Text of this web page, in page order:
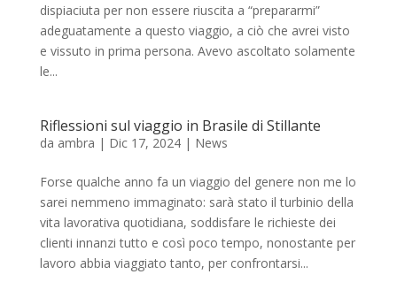
dispiaciuta per non essere riuscita a “prepararmi”
adeguatamente a questo viaggio, a ciò che avrei visto
e vissuto in prima persona. Avevo ascoltato solamente
le...
Riflessioni sul viaggio in Brasile di Stillante
da ambra | Dic 17, 2024| News
Forse qualche anno fa un viaggio del genere non me lo
sarei nemmeno immaginato: sarà stato il turbinio della
vita lavorativa quotidiana, soddisfare le richieste dei
clienti innanzi tutto e così poco tempo, nonostante per
lavoro abbia viaggiato tanto, per confrontarsi...